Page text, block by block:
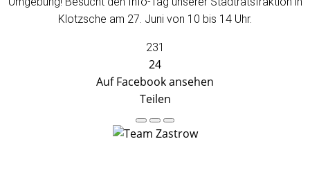
Klotzsche am 27. Juni von 10 bis 14 Uhr.
231
24
Auf Facebook ansehen
Teilen